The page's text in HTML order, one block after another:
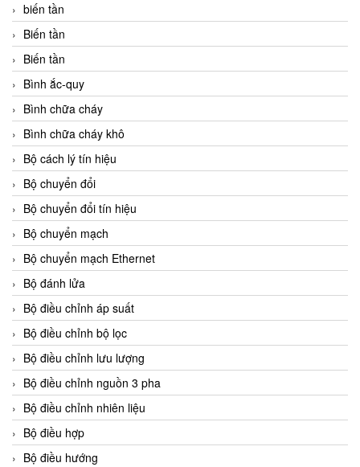
biến tần
Biến tần
Biến tần
Bình ắc-quy
Bình chữa cháy
Bình chữa cháy khô
Bộ cách lý tín hiệu
Bộ chuyển đổi
Bộ chuyển đổi tín hiệu
Bộ chuyển mạch
Bộ chuyển mạch Ethernet
Bộ đánh lửa
Bộ điều chỉnh áp suất
Bộ điều chỉnh bộ lọc
Bộ điều chỉnh lưu lượng
Bộ điều chỉnh nguồn 3 pha
Bộ điều chỉnh nhiên liệu
Bộ điều hợp
Bộ điều hướng